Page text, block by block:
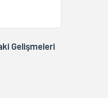
Gelişmeleri